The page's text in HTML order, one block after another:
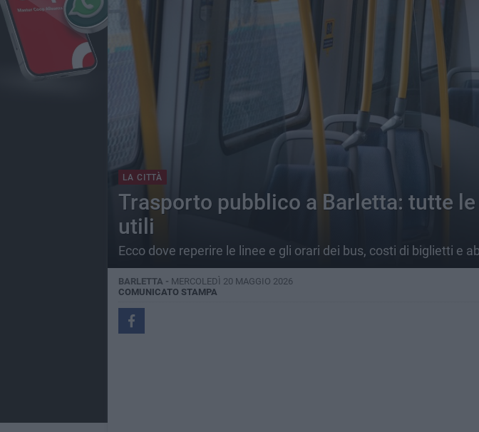
LA CITTÀ
Trasporto pubblico a Barletta: tutte
utili
Ecco dove reperire le linee e gli orari dei bus, costi di biglietti e
BARLETTA - MERCOLEDÌ 20 MAGGIO 2026
COMUNICATO STAMPA